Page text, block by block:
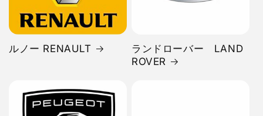
ルノー RENAULT
ランドローバー LAND
ROVER